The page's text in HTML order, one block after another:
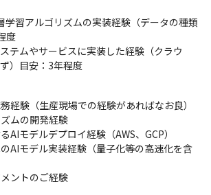
、異音検査等）
、検知
最適化
得意な分野のプロジェクトに参画
ーチ
装
学習アルゴリズムの実装経験（データの種類
度
テムやサービスに実装した経験（クラウ
）目安：3年程度
経験（生産現場での経験があればなお良）
ムの開発経験
AIモデルデプロイ経験（AWS、GCP）
AIモデル実装経験（量子化等の高速化を含
ントのご経験